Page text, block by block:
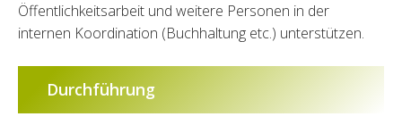
Öffentlichkeitsarbeit und weitere Personen in der
internen Koordination (Buchhaltung etc.) unterstützen.
Durchführung